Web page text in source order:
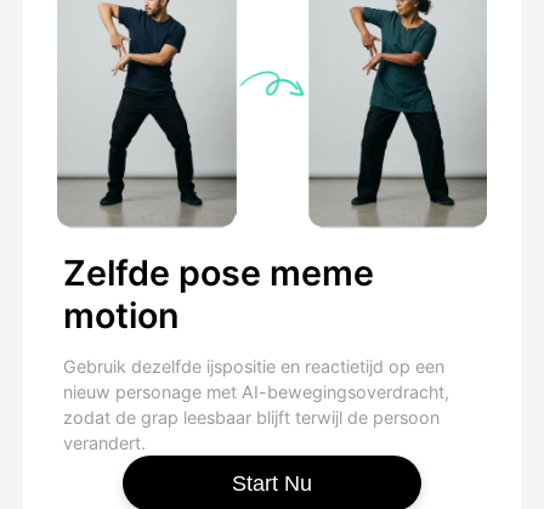
Zelfde pose meme
motion
Gebruik dezelfde ijspositie en reactietijd op een
nieuw personage met AI-bewegingsoverdracht,
zodat de grap leesbaar blijft terwijl de persoon
verandert.
Start Nu